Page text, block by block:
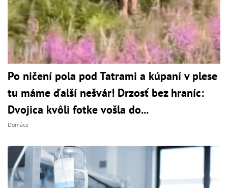
Po ničení pola pod Tatrami a kúpaní v plese
tu máme ďalší nešvár! Drzosť bez hraníc:
Dvojica kvôli fotke vošla do...
Domáce